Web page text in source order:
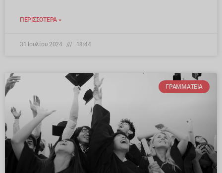
ΠΕΡΙΣΣΌΤΕΡΑ »
31 Ιουλίου 2024 18:44
ΓΡΑΜΜΑΤΕΊΑ